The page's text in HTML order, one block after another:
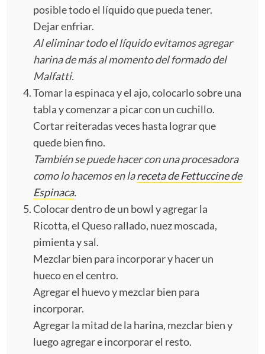
posible todo el líquido que pueda tener.
Dejar enfriar.
Al eliminar todo el líquido evitamos agregar
harina de más al momento del formado del
Malfatti.
Tomar la espinaca y el ajo, colocarlo sobre una
tabla y comenzar a picar con un cuchillo.
Cortar reiteradas veces hasta lograr que
quede bien fino.
También se puede hacer con una procesadora
como lo hacemos en lareceta de Fettuccine de
Espinaca.
Colocar dentro de un bowl y agregar la
Ricotta, el Queso rallado, nuez moscada,
pimienta y sal.
Mezclar bien para incorporar y hacer un
hueco en el centro.
Agregar el huevo y mezclar bien para
incorporar.
Agregar la mitad de la harina, mezclar bien y
luego agregar e incorporar el resto.